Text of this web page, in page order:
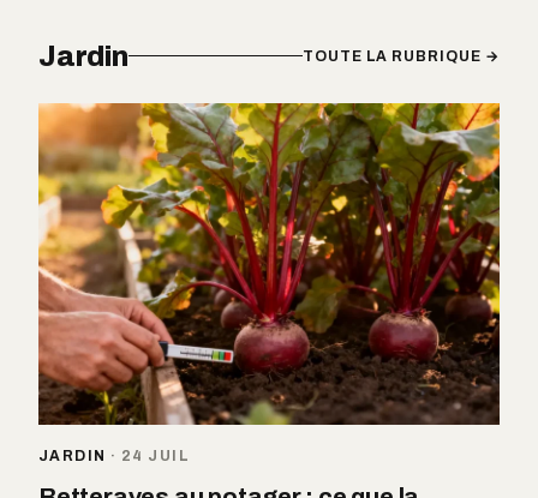
Jardin TOUTE LA RUBRIQUE →
JARDIN · 24 JUIL